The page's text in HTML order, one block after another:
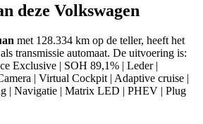
deze Volkswagen
met 128.334 km op de teller, heeft het
transmissie automaat. De uitvoering is:
Exclusive | SOH 89,1% | Leder |
| Virtual Cockpit | Adaptive cruise |
| Navigatie | Matrix LED | PHEV | Plug